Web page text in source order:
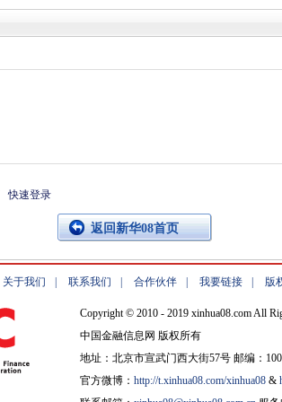
快速登录
返回新华08首页
关于我们 联系我们 合作伙伴 我要链接 版
Copyright © 2010 - 2019 xinhua08.com All
中国金融信息网 版权所有
地址：北京市宣武门西大街57号 邮编：
官方微博： http://t.xinhua08.com/xinhua08 &